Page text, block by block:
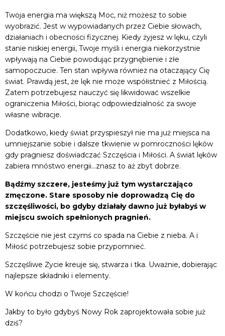
Twoja energia ma większą Moc, niż możesz to sobie
wyobrazić. Jest w wypowiadanych przez Ciebie słowach,
działaniach i obecności fizycznej. Kiedy żyjesz w lęku, czyli
stanie niskiej energii, Twoje myśli i energia niekorzystnie
wpływają na Ciebie powodując przygnębienie i złe
samopoczucie. Ten stan wpływa również na otaczający Cię
świat. Prawdą jest, że lęk nie może współistnieć z Miłością.
Zatem potrzebujesz nauczyć się likwidować wszelkie
ograniczenia Miłości, biorąc odpowiedzialność za swoje
własne wibracje.
Dodatkowo, kiedy świat przyspieszył nie ma już miejsca na
umniejszanie sobie i dalsze tkwienie w pomroczności lęków
gdy pragniesz doświadczać Szczęścia i Miłości. A świat lęków
zabiera mnóstwo energii…znasz to aż zbyt dobrze.
Bądźmy szczere, jesteśmy już tym wystarczająco
zmęczone. Stare sposoby nie doprowadzą Cię do
szczęśliwości, bo gdyby działały dawno już byłabyś w
miejscu swoich spełnionych pragnień.
Szczęście nie jest czymś co spada na Ciebie z nieba. A i
Miłość potrzebujesz sobie przypomnieć.
Szczęśliwe Życie kreuje się, stwarza i tka. Uważnie, dobierając
najlepsze składniki i elementy.
W końcu chodzi o Twoje Szczęście!
Jakby to było gdybyś Nowy Rok zaprojektowała sobie już
dziś?